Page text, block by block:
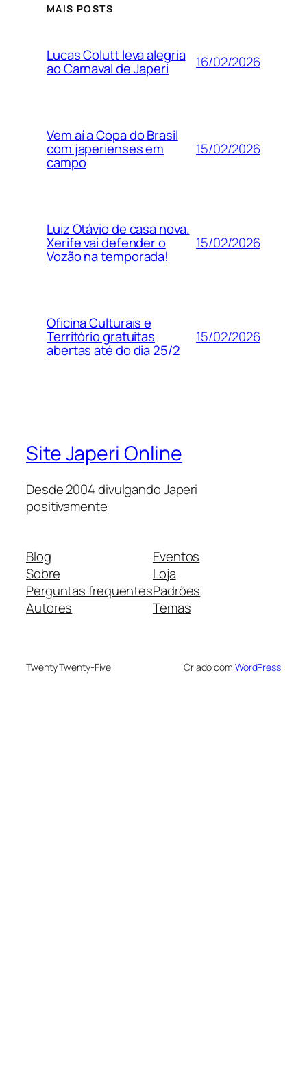
MAIS POSTS
Lucas Colutt leva alegria
ao Carnaval de Japeri 16/02/2026
Vem aí a Copa do Brasil
com japerienses em
campo
15/02/2026
Luiz Otávio de casa nova.
Xerife vai defender o
Vozão na temporada!
15/02/2026
Oficina Culturais e
Território gratuitas
abertas até do dia 25/2
15/02/2026
Site Japeri Online
Desde 2004 divulgando Japeri
positivamente
Blog
Sobre
Perguntas frequentes
Autores
Eventos
Loja
Padrões
Temas
Twenty Twenty-Five Criado com WordPress